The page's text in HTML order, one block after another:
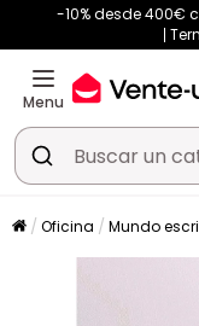
-10% desde 400€
Menu
Oficina Mundo